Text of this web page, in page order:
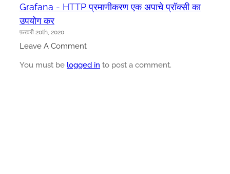
Grafana - HTTP प्रमाणीकरण एक अपाचे प्रॉक्सी का
उपयोग कर
फ़रवरी 20th, 2020
Leave A Comment
You must be logged in to post a comment.